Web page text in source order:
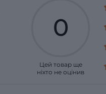
0
Цей товар ще
ніхто не оцінив